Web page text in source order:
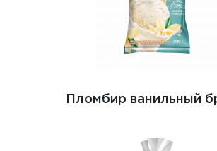
Пломбир ванильный